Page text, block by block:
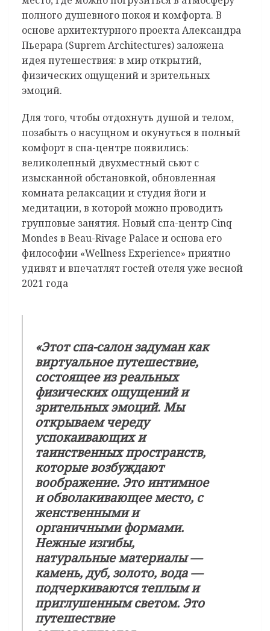
полного душевного покоя и комфорта. В
основе архитектурного проекта Александра
Пьерара (Suprem Architectures) заложена
идея путешествия: в мир открытий,
физических ощущений и зрительных
эмоций.
Для того, чтобы отдохнуть душой и телом,
позабыть о насущном и окунуться в полный
комфорт в спа-центре появились:
великолепный двухместный сьют с
изысканной обстановкой, обновленная
комната релаксации и студия йоги и
медитации, в которой можно проводить
групповые занятия. Новый спа-центр Cinq
Mondes в Beau-Rivage Palace и основа его
философии «Wellness Experience» приятно
удивят и впечатлят гостей отеля уже весной
2021 года
«Этот спа-салон задуман как
виртуальное путешествие,
состоящее из реальных
физических ощущений и
зрительных эмоций. Мы
открываем череду
успокаивающих и
таинственных пространств,
которые возбуждают
воображение. Это интимное
и обволакивающее место, с
женственными и
органичными формами.
Нежные изгибы,
натуральные материалы —
камень, дуб, золото, вода —
подчеркиваются теплым и
приглушенным светом. Это
путешествие